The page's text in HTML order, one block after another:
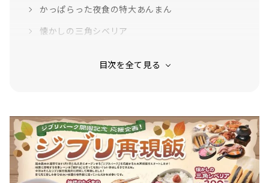
かっぱらった夜食の特大あんまん
懐かしの三角シベリア